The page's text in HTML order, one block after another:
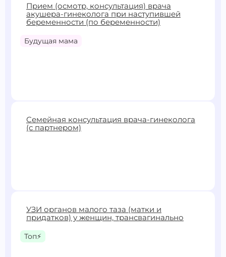
от 2600 ₽
Записаться
Прием (осмотр, консультация) врача
акушера-гинеколога при наступившей
беременности (по беременности)
Будущая мама
3500 ₽
Записаться
Семейная консультация врача-гинеколога
(с партнером)
3500 ₽
Записаться
УЗИ органов малого таза (матки и
придатков) у женщин, трансвагинально
Топ⚡